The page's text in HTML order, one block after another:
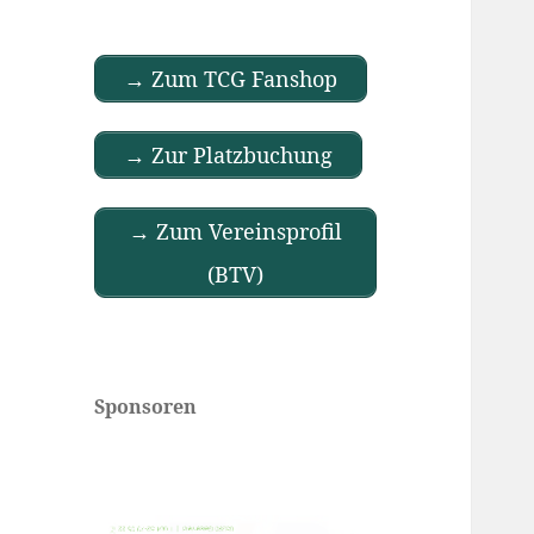
→ Zum TCG Fanshop
→ Zur Platzbuchung
→ Zum Vereinsprofil
(BTV)
Sponsoren